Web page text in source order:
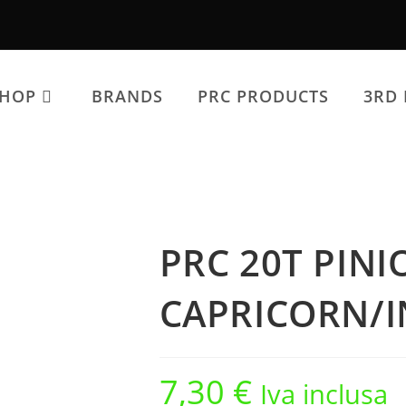
BRANDS PRC PRODUCTS 3RD
PRC 20T
CAPRICORN/
7,30 € Iva inclusa